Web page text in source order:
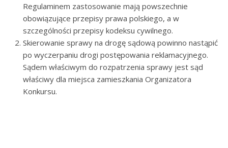
Regulaminem zastosowanie mają powszechnie
obowiązujące przepisy prawa polskiego, a w
szczególności przepisy kodeksu cywilnego.
Skierowanie sprawy na drogę sądową powinno nastąpić
po wyczerpaniu drogi postępowania reklamacyjnego.
Sądem właściwym do rozpatrzenia sprawy jest sąd
właściwy dla miejsca zamieszkania Organizatora
Konkursu.